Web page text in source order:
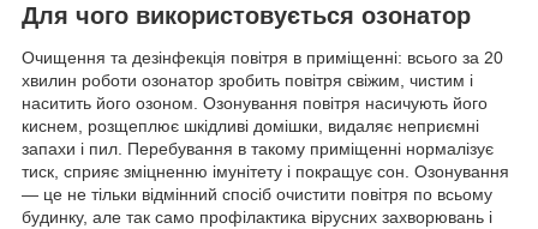
Для чого використовується озонатор
Очищення та дезінфекція повітря в приміщенні: всього за 20
хвилин роботи озонатор зробить повітря свіжим, чистим і
наситить його озоном. Озонування повітря насичують його
киснем, розщеплює шкідливі домішки, видаляє неприємні
запахи і пил. Перебування в такому приміщенні нормалізує
тиск, сприяє зміцненню імунітету і покращує сон. Озонування
― це не тільки відмінний спосіб очистити повітря по всьому
будинку, але так само профілактика вірусних захворювань і